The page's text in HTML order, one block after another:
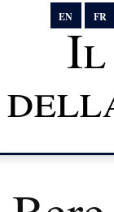
EN FR
Il